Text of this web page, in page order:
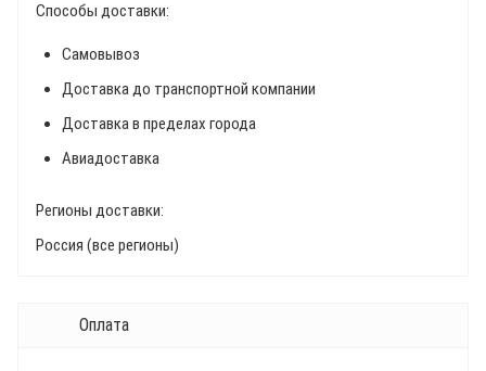
Способы доставки:
Самовывоз
Доставка до транспортной компании
Доставка в пределах города
Авиадоставка
Регионы доставки:
Россия (все регионы)
Оплата